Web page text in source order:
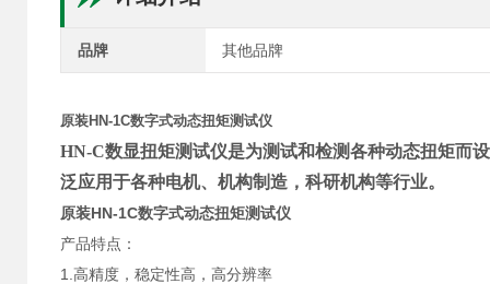
品牌 其他品牌
原装HN-1C数字式动态扭矩测试仪
HN-C数显扭矩测试仪是为测试和检测各种动态扭矩而
泛应用于各种电机、机构制造，科研机构等行业。
原装HN-1C数字式动态扭矩测试仪
产品特点：
1.高精度，稳定性高，高分辨率